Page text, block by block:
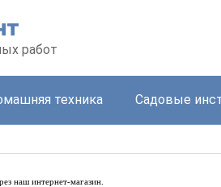
работ
техника Садовые
наш интернет-магазин.